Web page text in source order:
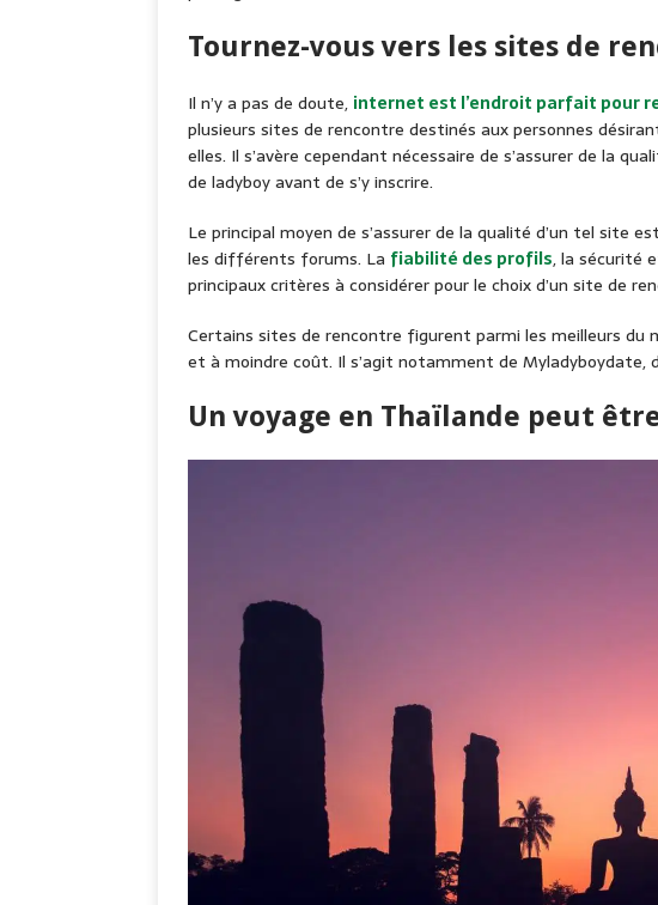
Tournez-vous vers les sites de
Il n’y a pas de doute, internet est l’endroit parfait pour
plusieurs sites de rencontre destinés aux personnes
elles. Il s’avère cependant nécessaire de s’assurer de la
de ladyboy avant de s’y inscrire.
Le principal moyen de s’assurer de la qualité d’un tel site
les différents forums. La fiabilité des profils, la sécurité
principaux critères à considérer pour le choix d’un site de
Certains sites de rencontre figurent parmi les meilleurs
et à moindre coût. Il s’agit notamment de Myladyboydate,
Un voyage en Thaïlande peut